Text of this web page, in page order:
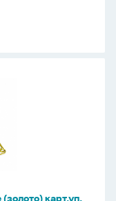
карт.уп.